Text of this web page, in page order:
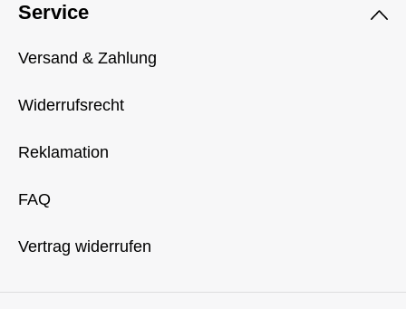
Service
Versand & Zahlung
Widerrufsrecht
Reklamation
FAQ
Vertrag widerrufen